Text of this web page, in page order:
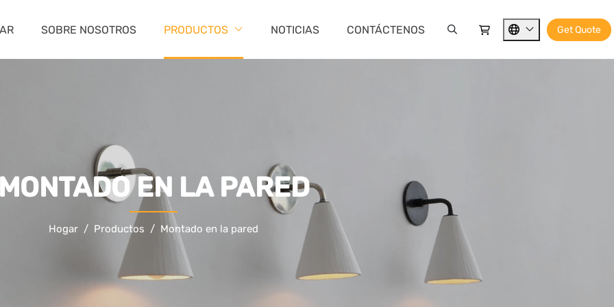
Get Quote
SOBRE NOSOTROS PRODUCTOS NOTICIAS CONTÁCTENOS
EN LA PARED
Hogar Productos Montado en la pared